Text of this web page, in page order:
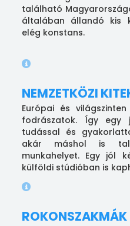
található
általában állandó kis
elég konstans.
NEMZETKÖZI
Európai és
fodrászatok. Így egy
tudással és
akár máshol is
munkahelyet. Egy jól
külföldi stúdióban is
ROKONSZAKMÁK